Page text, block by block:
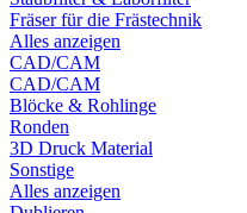
Fräser für die Frästechnik
Alles anzeigen
CAD/CAM
CAD/CAM
Blöcke & Rohlinge
Ronden
3D Druck Material
Sonstige
Alles anzeigen